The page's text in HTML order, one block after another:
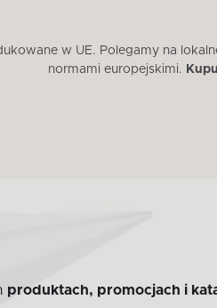
w UE. Polegamy na
normami europejskimi.
produktach, promocjach i